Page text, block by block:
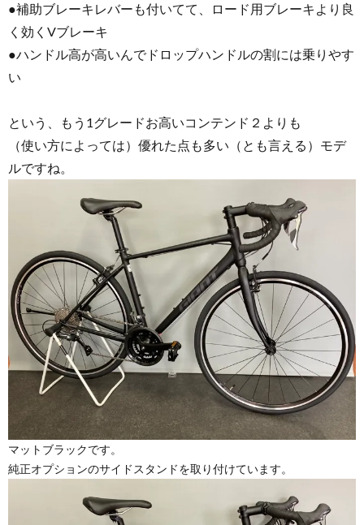
●補助ブレーキレバーも付いてて、ロード用ブレーキより良
く効くVブレーキ
●ハンドル高が高いんでドロップハンドルの割には乗りやす
い
という、もう1グレードお高いコンテンド２よりも
（使い方によっては）優れた点も多い（とも言える）モデ
ルですね。
マットブラックです。
純正オプションのサイドスタンドを取り付けています。